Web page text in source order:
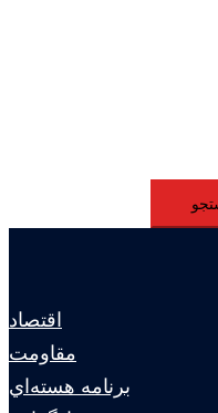
اقتصاد
مقاومت
برنامه هسته‌اي